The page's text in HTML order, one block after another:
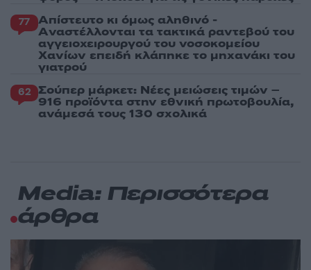
77 Απίστευτο κι όμως αληθινό -
Aναστέλλονται τα τακτικά ραντεβού του
αγγειοχειρουργού του νοσοκομείου
Χανίων επειδή κλάπηκε το μηχανάκι του
γιατρού
62 Σούπερ μάρκετ: Νέες μειώσεις τιμών –
916 προϊόντα στην εθνική πρωτοβουλία,
ανάμεσά τους 130 σχολικά
Media: Περισσότερα
άρθρα